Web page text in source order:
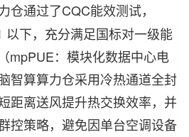
仓通过了CQC能效测试，
以下，充分满足国标对一级能
mpPUE：模块化数据中心电
智算算力仓采用冷热通道全封
距离送风提升热交换效率，并
控策略，避免因单台空调设备